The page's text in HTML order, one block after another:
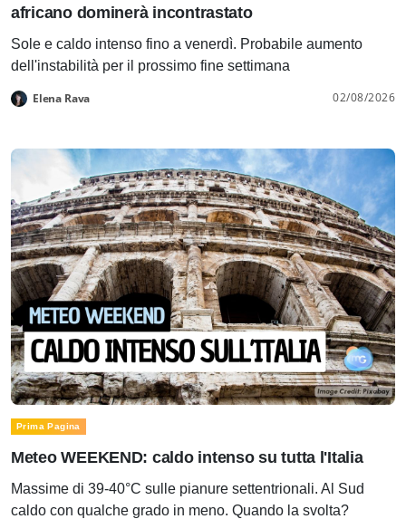
africano dominerà incontrastato
Sole e caldo intenso fino a venerdì. Probabile aumento
dell'instabilità per il prossimo fine settimana
Elena Rava 02/08/2026
Prima Pagina
Meteo WEEKEND: caldo intenso su tutta l'Italia
Massime di 39-40°C sulle pianure settentrionali. Al Sud
caldo con qualche grado in meno. Quando la svolta?